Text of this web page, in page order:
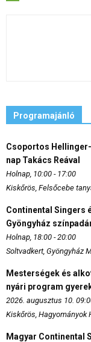
Programajánló
Csoportos
nap Takács Reával
Holnap, 10:00 - 17:00
Kiskőrös, Felsőcebe
Continental Singers
Gyöngyház
Holnap, 18:00 - 20:00
Soltvadkert, Gyöngyház
Mesterségek és
nyári program
2026. augusztus 10.
Kiskőrös, Hagyományok
Magyar Continental